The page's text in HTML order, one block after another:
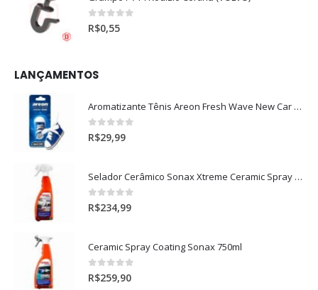
0out of 5
R$0,55
LANÇAMENTOS
Aromatizante Tênis Areon Fresh Wave New Car / Carro Novo
0out of 5
R$29,99
Selador Cerâmico Sonax Xtreme Ceramic Spray + Seal (750ml)
0out of 5
R$234,99
Ceramic Spray Coating Sonax 750ml
0out of 5
R$259,90